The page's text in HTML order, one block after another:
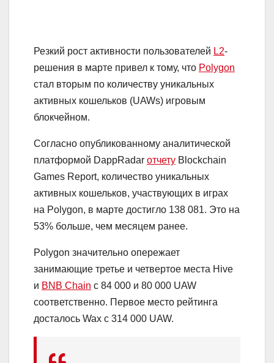
Резкий рост активности пользователей L2-
решения в марте привел к тому, что Polygon
стал вторым по количеству уникальных
активных кошельков (UAWs) игровым
блокчейном.
Согласно опубликованному аналитической
платформой DappRadar отчету Blockchain
Games Report, количество уникальных
активных кошельков, участвующих в играх
на Polygon, в марте достигло 138 081. Это на
53% больше, чем месяцем ранее.
Polygon значительно опережает
занимающие третье и четвертое места Hive
и BNB Chain с 84 000 и 80 000 UAW
соответственно. Первое место рейтинга
досталось Wax с 314 000 UAW.